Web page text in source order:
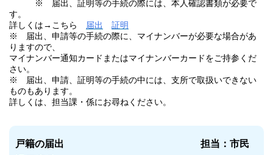
※ 届出、証明等の手続の際には、本人確認書類が必要で
す。
詳しくは→こちら 届出
証明
※ 届出、申請等の手続の際に、マイナンバーが必要な場合があ
りますので、
マイナンバー通知カードまたはマイナンバーカードをご持参くだ
さい。
※ 届出、申請、証明等の手続の中には、支所で取扱いできない
ものもあります。
詳しくは、担当課・係にお尋ねください。
戸籍の届出 担当：市民